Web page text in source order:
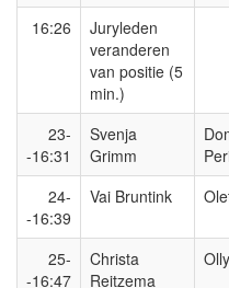
16:26
Juryleden
veranderen
van positie (5
min.)
23-
-16:31
Svenja
Grimm
24-
-16:39
Vai Bruntink
25-
-16:47
Christa
Reitzema
Olly